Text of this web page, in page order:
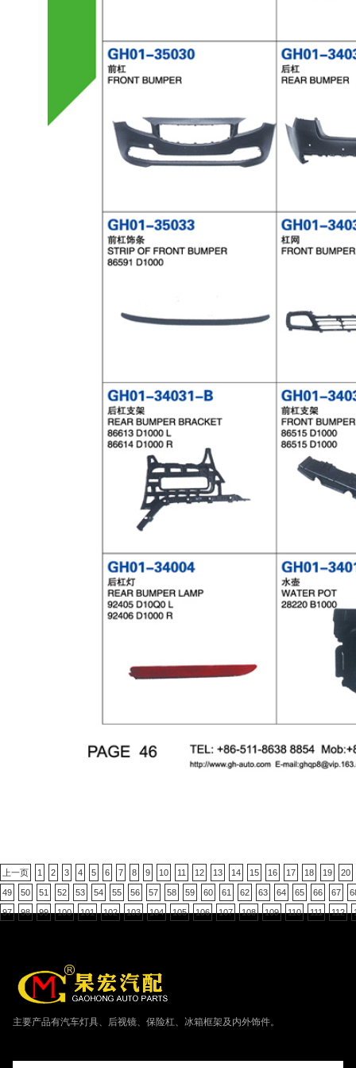
上一页 1 2 3 4 5 6 7 8 9 10 11 12 13 14 15 16 17 18 19 20
49 50 51 52 53 54 55 56 57 58 59 60 61 62 63 64 65 66 67
97 98 99 100 101 102 103 104 105 106 107 108 109 110 111 112
主要产品有汽车灯具、后视镜、保险杠、冰箱框架及内外饰件。